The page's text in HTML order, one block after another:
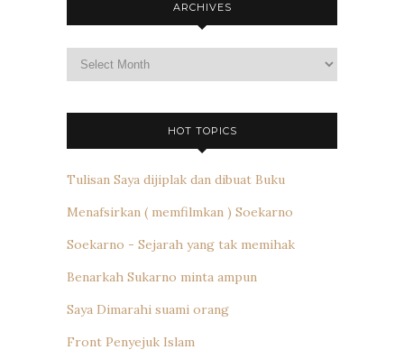
ARCHIVES
HOT TOPICS
Tulisan Saya dijiplak dan dibuat Buku
Menafsirkan ( memfilmkan ) Soekarno
Soekarno - Sejarah yang tak memihak
Benarkah Sukarno minta ampun
Saya Dimarahi suami orang
Front Penyejuk Islam